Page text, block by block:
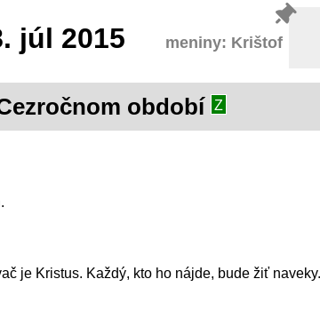
júl 2015 meniny: Krištof
období Z
je Kristus. Každý, kto ho nájde, bude žiť naveky.